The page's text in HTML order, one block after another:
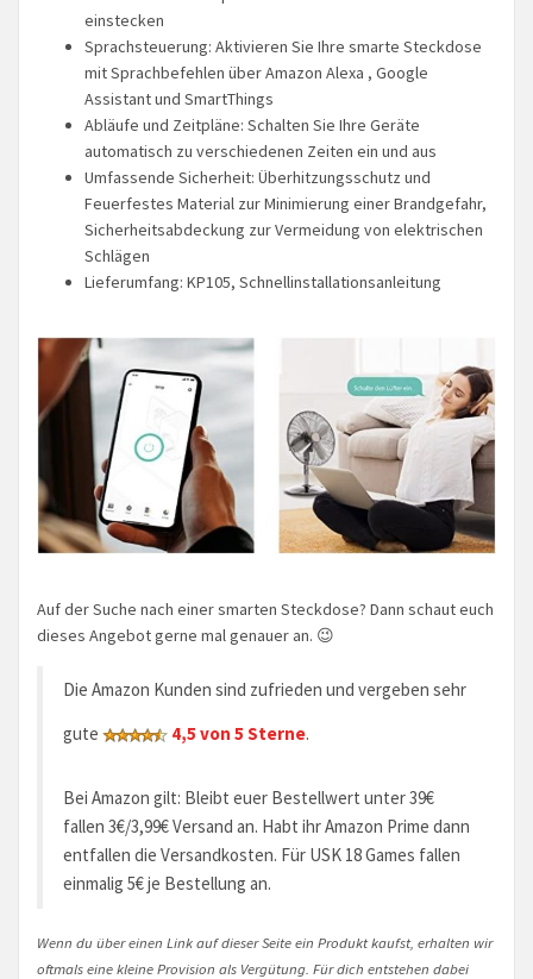
einstecken
Sprachsteuerung: Aktivieren Sie Ihre smarte Steckdose
mit Sprachbefehlen über Amazon Alexa , Google
Assistant und SmartThings
Abläufe und Zeitpläne: Schalten Sie Ihre Geräte
automatisch zu verschiedenen Zeiten ein und aus
Umfassende Sicherheit: Überhitzungsschutz und
Feuerfestes Material zur Minimierung einer Brandgefahr,
Sicherheitsabdeckung zur Vermeidung von elektrischen
Schlägen
Lieferumfang: KP105, Schnellinstallationsanleitung
Auf der Suche nach einer smarten Steckdose? Dann schaut euch
dieses Angebot gerne mal genauer an. 😉
Die Amazon Kunden sind zufrieden und vergeben sehr
gute
4,5 von 5 Sterne.
Bei Amazon gilt: Bleibt euer Bestellwert unter 39€
fallen 3€/3,99€ Versand an. Habt ihr Amazon Prime dann
entfallen die Versandkosten. Für USK 18 Games fallen
einmalig 5€ je Bestellung an.
Wenn du über einen Link auf dieser Seite ein Produkt kaufst, erhalten wir
oftmals eine kleine Provision als Vergütung. Für dich entstehen dabei